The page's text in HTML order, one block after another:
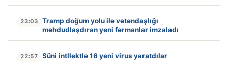
23:03
Tramp doğum yolu ilə vətəndaşlığı
məhdudlaşdıran yeni fərmanlar imzaladı
22:57 Süni intllektlə 16 yeni virus yaratdılar